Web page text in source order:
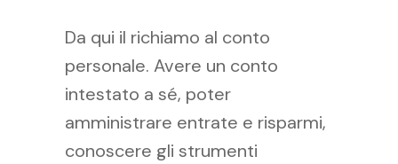
Da qui il richiamo al conto
personale. Avere un conto
intestato a sé, poter
amministrare entrate e risparmi,
conoscere gli strumenti